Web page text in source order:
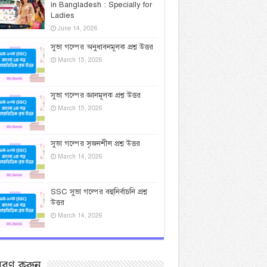
in Bangladesh : Specially for
Ladies
June 14, 2026
সুভা গল্পের অনুধাবনমূলক প্রশ্ন উত্তর
March 15, 2026
সুভা গল্পের জ্ঞানমূলক প্রশ্ন উত্তর
March 15, 2026
সুভা গল্পের সৃজনশীল প্রশ্ন উত্তর
March 14, 2026
SSC সুভা গল্পের বহুনির্বাচনি প্রশ্ন
উত্তর
March 14, 2026